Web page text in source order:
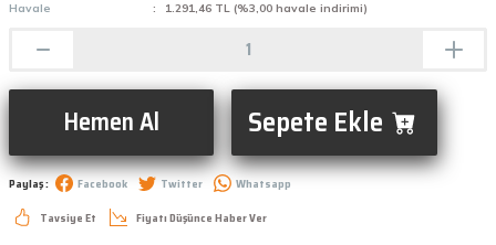
Havale
1.291,46 TL (%3,00 havale indirimi)
Hemen Al Sepete Ekle
Paylaş : Facebook Twitter
Whatsapp
Tavsiye Et
Fiyatı Düşünce Haber Ver